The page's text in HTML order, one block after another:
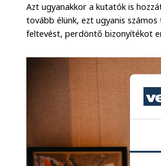
Azt ugyanakkor a kutatók is
tovább élünk, ezt ugyanis
feltevést, perdöntő bizonyítékot